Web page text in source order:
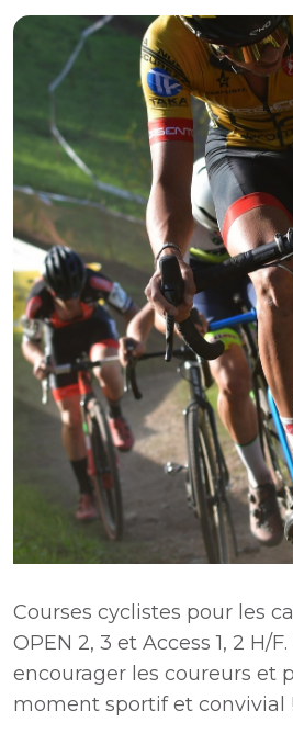
Courses cyclistes pour les
OPEN 2, 3 et Access 1, 2 H/
encourager les coureurs et
moment sportif et convivial !